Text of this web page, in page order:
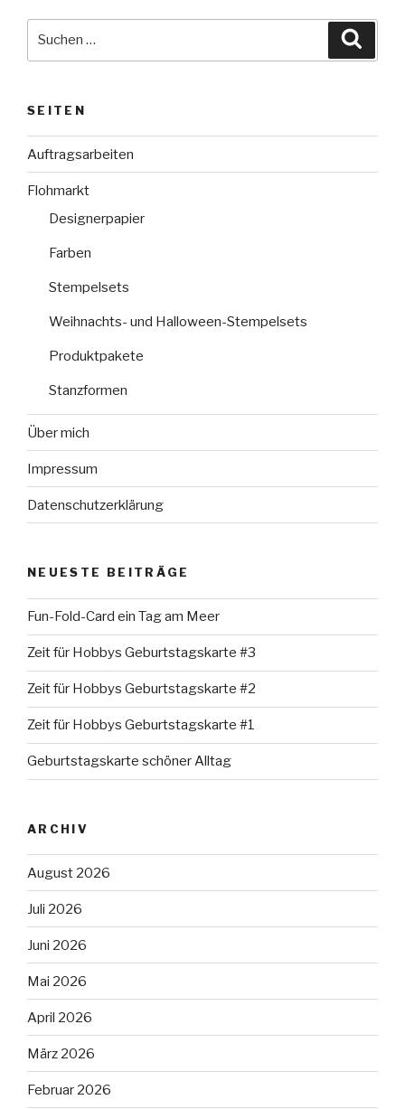
SEITEN
Auftragsarbeiten
Flohmarkt
Designerpapier
Farben
Stempelsets
Weihnachts- und Halloween-Stempelsets
Produktpakete
Stanzformen
Über mich
Impressum
Datenschutzerklärung
NEUESTE BEITRÄGE
Fun-Fold-Card ein Tag am Meer
Zeit für Hobbys Geburtstagskarte #3
Zeit für Hobbys Geburtstagskarte #2
Zeit für Hobbys Geburtstagskarte #1
Geburtstagskarte schöner Alltag
ARCHIV
August 2026
Juli 2026
Juni 2026
Mai 2026
April 2026
März 2026
Februar 2026